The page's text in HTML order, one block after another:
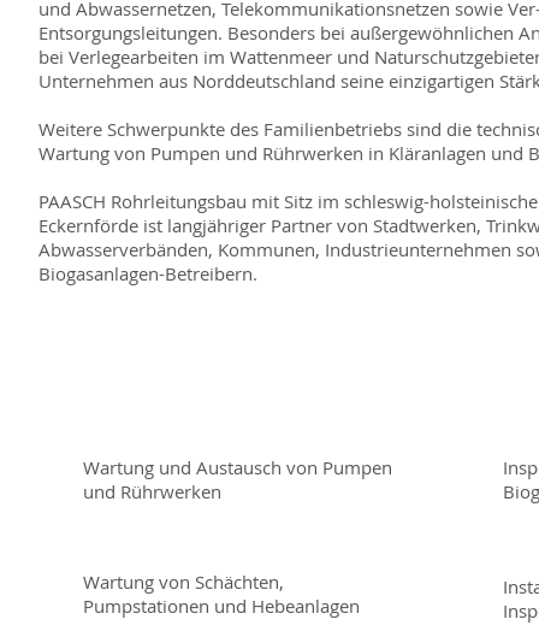
und Abwassernetzen, Telekommunikationsnetzen sowie
Entsorgungsleitungen. Besonders bei außergewöhnlichen
bei Verlegearbeiten im Wattenmeer und
Unternehmen aus Norddeutschland seine einzigartigen
Weitere Schwerpunkte des Familienbetriebs sind die
Wartung von Pumpen und Rührwerken in Kläranlagen und
PAASCH Rohrleitungsbau mit Sitz im schleswig-
Eckernförde ist langjähriger Partner von Stadtwerken,
Abwasserverbänden, Kommunen, Industrieunternehmen
Biogasanlagen-Betreibern.
Wartung und Austausch von Pumpen
und Rührwerken
Wartung von Schächten,
Pumpstationen und Hebeanlagen